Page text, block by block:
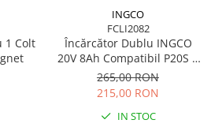
de
1 Colt
INGCO
FCLI2082
Încărcător Dublu INGCO
20V 8Ah Compatibil P20S 2
Sloturi
265,00 RON
215,00 RON
IN STOC